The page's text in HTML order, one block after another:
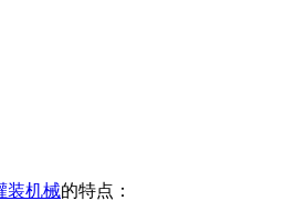
装机械的特点：